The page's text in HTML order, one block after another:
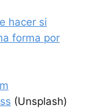
hacer si
forma por
(Unsplash)